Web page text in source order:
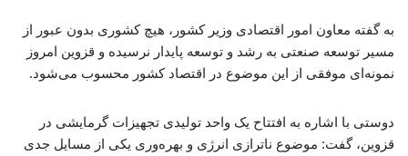
به گفته معاون امور اقتصادی وزیر کشور، هیچ کشوری بدون عبور از
مسیر توسعه صنعتی به رشد و توسعه پایدار نرسیده و قزوین امروز
نمونه‌ای موفقی از این موضوع در اقتصاد کشور محسوب می‌شود.
دوستی با اشاره به افتتاح یک واحد تولیدی تجهیزات گرمایشی در
قزوین، گفت: موضوع ناترازی انرژی و بهره‌وری یکی از مسایل جدی